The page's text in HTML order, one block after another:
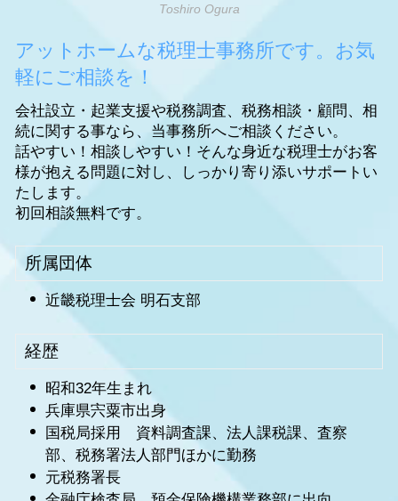
Toshiro Ogura
アットホームな税理士事務所です。お気
軽にご相談を！
会社設立・起業支援や税務調査、税務相談・顧問、相
続に関する事なら、当事務所へご相談ください。
話やすい！相談しやすい！そんな身近な税理士がお客
様が抱える問題に対し、しっかり寄り添いサポートい
たします。
初回相談無料です。
所属団体
近畿税理士会 明石支部
経歴
昭和32年生まれ
兵庫県宍粟市出身
国税局採用 資料調査課、法人課税課、査察
部、税務署法人部門ほかに勤務
元税務署長